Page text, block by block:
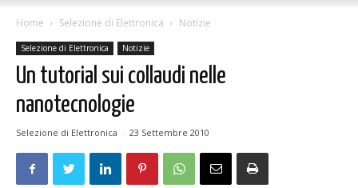
Home Selezione di Elettronica Notizie
Selezione di Elettronica Notizie
Un tutorial sui collaudi nelle
nanotecnologie
Selezione di Elettronica - 23 Settembre 2010